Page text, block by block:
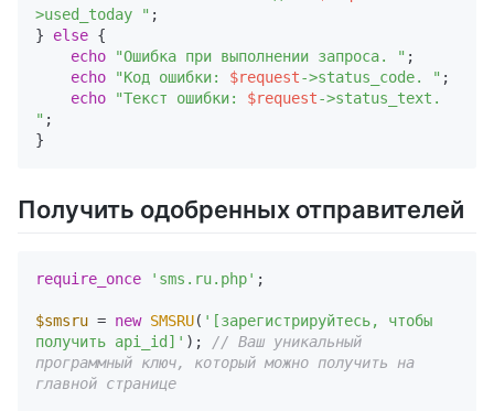
>used_today " ;
} else {
echo
"Ошибка при выполнении запроса. " ;
echo
"Код ошибки: $request->status_code. " ;
echo
"Текст ошибки: $request->status_text.
" ;
Получить одобренных отправителей
require_once 'sms.ru.php' ;
$smsru = new SMSRU( '[зарегистрируйтесь, чтобы
получить api_id]' );
// Ваш уникальный
программный ключ, который можно получить на
главной странице